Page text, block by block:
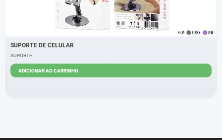
SUPORTE DE CELULAR
SUPORTE
ADICIONAR AO CARRINHO